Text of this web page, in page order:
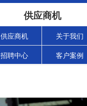
供应商机
供应商机 关于我们
招聘中心 客户案例